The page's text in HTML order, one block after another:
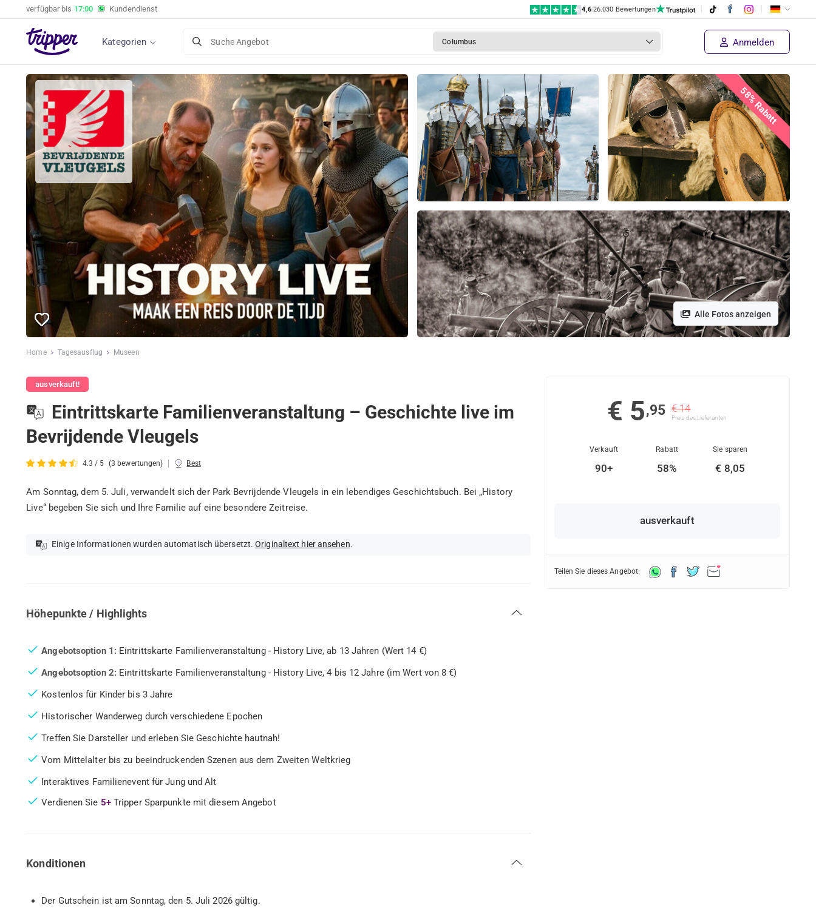
verfügbar bis 17:00 Kundendienst 4,6|26.030 Bewertungen
Kategorien Suche Angebot Columbus Anmelden
58% Rabatt
Alle Fotos anzeigen
Home Tagesausflug Museen
ausverkauft!
Eintrittskarte Familienveranstaltung – Geschichte live im
Bevrijdende Vleugels
4.3 / 5 (3 bewertungen) | Best
Am Sonntag, dem 5. Juli, verwandelt sich der Park Bevrijdende Vleugels in ein lebendiges Geschichtsbuch. Bei „History
Live“ begeben Sie sich und Ihre Familie auf eine besondere Zeitreise.
Einige Informationen wurden automatisch übersetzt.Originaltext hier ansehen.
Höhepunkte / Highlights
Angebotsoption 1:Eintrittskarte Familienveranstaltung - History Live, ab 13 Jahren (Wert 14 €)
Angebotsoption 2:Eintrittskarte Familienveranstaltung - History Live, 4 bis 12 Jahre (im Wert von 8 €)
Kostenlos für Kinder bis 3 Jahre
Historischer Wanderweg durch verschiedene Epochen
Treffen Sie Darsteller und erleben Sie Geschichte hautnah!
Vom Mittelalter bis zu beeindruckenden Szenen aus dem Zweiten Weltkrieg
Interaktives Familienevent für Jung und Alt
Verdienen Sie 5+Tripper Sparpunkte mit diesem Angebot
Konditionen
Der Gutschein ist am Sonntag, den 5. Juli 2026 gültig.
€ 5,95 € 14
Preis des Lieferanten
Verkauft
90+
Rabatt
58%
Sie sparen
€ 8,05
ausverkauft
Teilen Sie dieses Angebot: